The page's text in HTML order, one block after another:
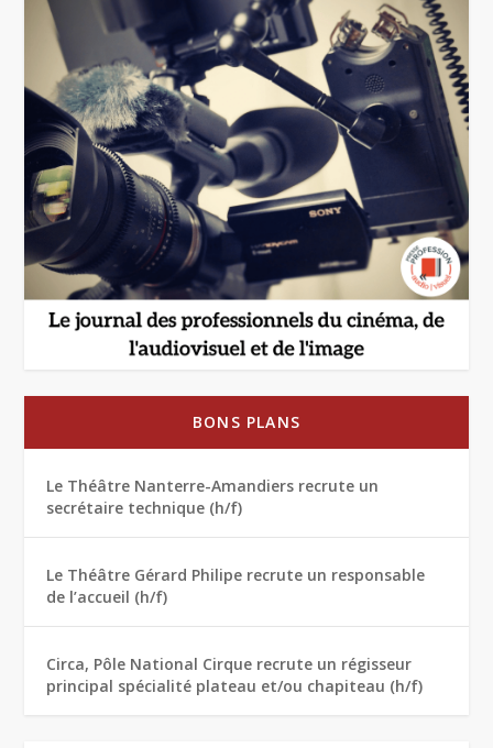
BONS PLANS
Le Théâtre Nanterre-Amandiers recrute un
secrétaire technique (h/f)
Le Théâtre Gérard Philipe recrute un responsable
de l’accueil (h/f)
Circa, Pôle National Cirque recrute un régisseur
principal spécialité plateau et/ou chapiteau (h/f)